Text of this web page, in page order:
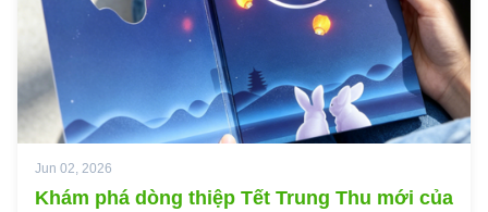
Jun 02, 2026
Khám phá dòng thiệp Tết Trung Thu mới của